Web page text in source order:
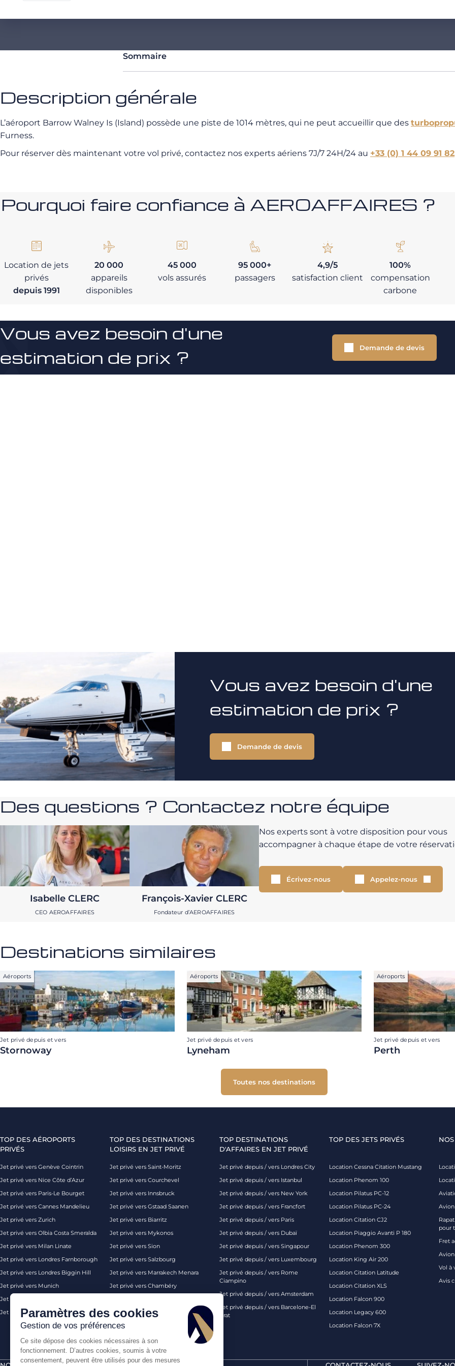
Sommaire
Description générale
L’aéroport Barrow Walney Is (Island) possède une piste de 1014 mètres, qui ne peut accueillir que des
Furness.
Pour réserver dès maintenant votre vol privé, contactez nos experts aériens 7J/7 24H/24 au +33 (0) 1 44 09 91 82
Pourquoi faire confiance à AEROAFFAIRES ?
Location de jets
privés
depuis 1991
20 000
appareils
disponibles
45 000
vols assurés
95 000+
passagers
4,9/5
satisfaction client
100%
compensation
carbone
Vous avez besoin d'une
estimation de prix ?
Demande de devis
Vous avez besoin d'une
estimation de prix ?
Demande de devis
Des questions ? Contactez notre équipe
Isabelle CLERC
CEO AEROAFFAIRES
François-Xavier CLERC
Fondateur d’AEROAFFAIRES
Nos experts sont à votre disposition pour vous
accompagner à chaque étape de votre
Écrivez-nous Appelez-nous
Destinations similaires
Aéroports
Jet privé depuis et vers
Stornoway
Aéroports
Jet privé depuis et vers
Lyneham
Aéroports
Jet privé depuis et vers
Perth
Toutes nos destinations
TOP DES AÉROPORTS
PRIVÉS
Jet privé vers Genève Cointrin
Jet privé vers Nice Côte d’Azur
Jet privé vers Paris-Le Bourget
Jet privé vers Cannes Mandelieu
Jet privé vers Zurich
Jet privé vers Olbia Costa Smeralda
Jet privé vers Milan Linate
Jet privé vers Londres Farnborough
Jet privé vers Londres Biggin Hill
Jet privé vers Munich
Jet privé vers Monaco
Jet privé vers Palma de Majorque
TOP DES DESTINATIONS
LOISIRS EN JET PRIVÉ
Jet privé vers Saint-Moritz
Jet privé vers Courchevel
Jet privé vers Innsbruck
Jet privé vers Gstaad Saanen
Jet privé vers Biarritz
Jet privé vers Mykonos
Jet privé vers Sion
Jet privé vers Salzbourg
Jet privé vers Marrakech Menara
Jet privé vers Chambéry
Jet privé vers Londres
TOP DESTINATIONS
D'AFFAIRES EN JET PRIVÉ
Jet privé depuis / vers Londres City
Jet privé depuis / vers Istanbul
Jet privé depuis / vers New York
Jet privé depuis / vers Francfort
Jet privé depuis / vers Paris
Jet privé depuis / vers Dubaï
Jet privé depuis / vers Singapour
Jet privé depuis / vers Luxembourg
Jet privé depuis / vers Rome
Ciampino
Jet privé depuis / vers Amsterdam
Jet privé depuis / vers Barcelone-El
Prat
TOP DES JETS PRIVÉS
Location Cessna Citation Mustang
Location Phenom 100
Location Pilatus PC-12
Location Pilatus PC-24
Location Citation CJ2
Location Piaggio Avanti P 180
Location Phenom 300
Location King Air 200
Location Citation Latitude
Location Citation XLS
Location Falcon 900
Location Legacy 600
Location Falcon 7X
pour
Fret
Vol à
Avis
Paramètres des cookies
Gestion de vos préférences
Ce site dépose des cookies nécessaires à son
fonctionnement. D’autres cookies, soumis à votre
consentement, peuvent être utilisés pour des mesures